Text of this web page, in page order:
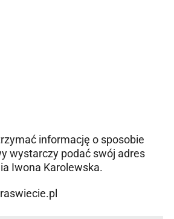
informację o sposobie
wystarczy podać swój adres
Iwona Karolewska.